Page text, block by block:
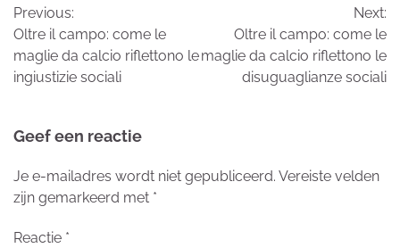
navigatie
Previous:
Oltre il campo: come le
maglie da calcio riflettono le
ingiustizie sociali
Next:
Oltre il campo: come le
maglie da calcio riflettono le
disuguaglianze sociali
Geef een reactie
Je e-mailadres wordt niet gepubliceerd. Vereiste velden
zijn gemarkeerd met *
Reactie *